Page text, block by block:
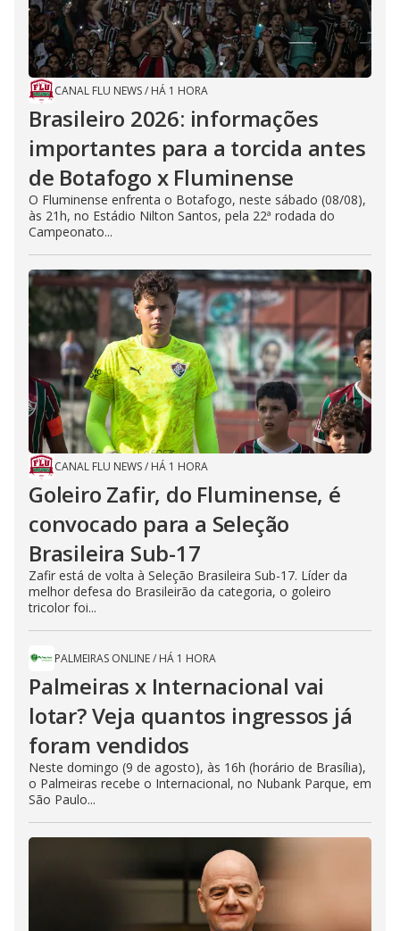
CANAL FLU NEWS/ HÁ 1 HORA
Brasileiro 2026: informações
importantes para a torcida antes
de Botafogo x Fluminense
O Fluminense enfrenta o Botafogo, neste sábado (08/08),
às 21h, no Estádio Nilton Santos, pela 22ª rodada do
Campeonato...
CANAL FLU NEWS/ HÁ 1 HORA
Goleiro Zafir, do Fluminense, é
convocado para a Seleção
Brasileira Sub-17
Zafir está de volta à Seleção Brasileira Sub-17. Líder da
melhor defesa do Brasileirão da categoria, o goleiro
tricolor foi...
PALMEIRAS ONLINE/ HÁ 1 HORA
Palmeiras x Internacional vai
lotar? Veja quantos ingressos já
foram vendidos
Neste domingo (9 de agosto), às 16h (horário de Brasília),
o Palmeiras recebe o Internacional, no Nubank Parque, em
São Paulo...